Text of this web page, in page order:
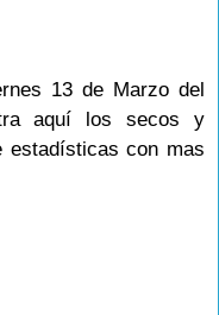
13 de Marzo del
aquí los secos y
estadísticas con mas